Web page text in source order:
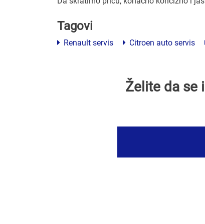
Tagovi
Renault servis Citroen auto servis
Želite da se